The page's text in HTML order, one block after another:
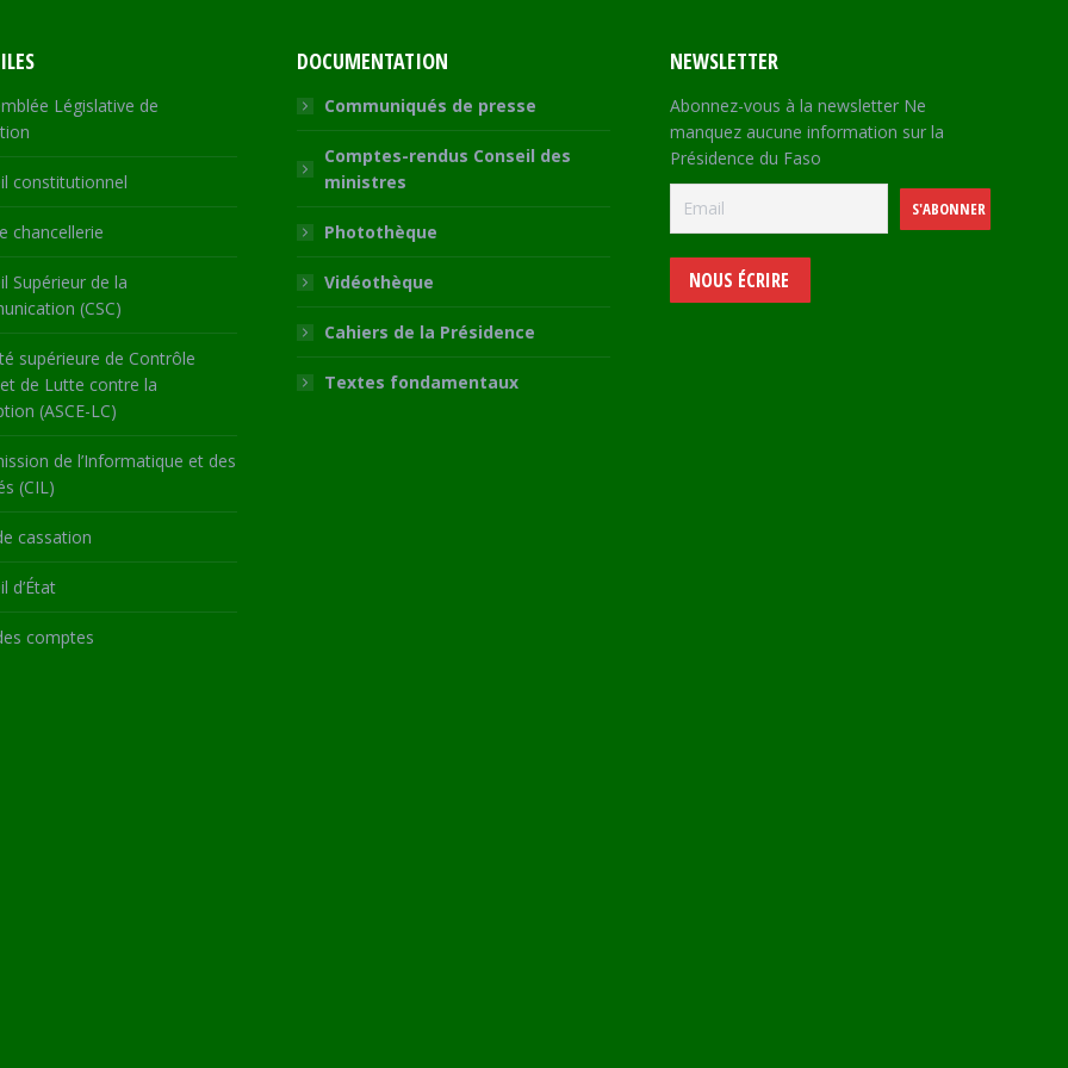
Législative de
constitutionnel
chancellerie
Supérieur de la
(CSC)
supérieure de Contrôle
et de Lutte contre la
(ASCE-LC)
de l’Informatique et des
(CIL)
cassation
d’État
comptes
DOCUMENTATION
Communiqués de presse
Comptes-rendus Conseil des
ministres
Photothèque
Vidéothèque
Cahiers de la Présidence
Textes fondamentaux
NEWSLETTER
Abonnez-vous à la newsletter Ne
manquez aucune information sur la
Présidence du Faso
NOUS ÉCRIRE